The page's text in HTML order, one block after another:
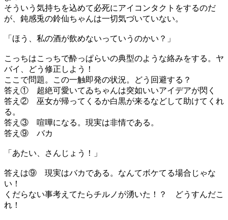
そういう気持ちを込めて必死にアイコンタクトをするのだ
が、鈍感兎の鈴仙ちゃんは一切気づいていない。
「ほう、私の酒が飲めないっていうのかい？」
こっちはこっちで酔っぱらいの典型のような絡みをする。ヤ
バイ、どう修正しよう！
ここで問題。この一触即発の状況。どう回避する？
答え① 超絶可愛いてゐちゃんは突如いいアイデアが閃く
答え② 巫女が帰ってくるか白黒が来るなどして助けてくれ
る。
答え③ 喧嘩になる。現実は非情である。
答え⑨ バカ
「あたい、さんじょう！」
答えは⑨ 現実はバカである。なんてボケてる場合じゃな
い！
くだらない事考えてたらチルノが湧いた！？ どうすんだこ
れ！